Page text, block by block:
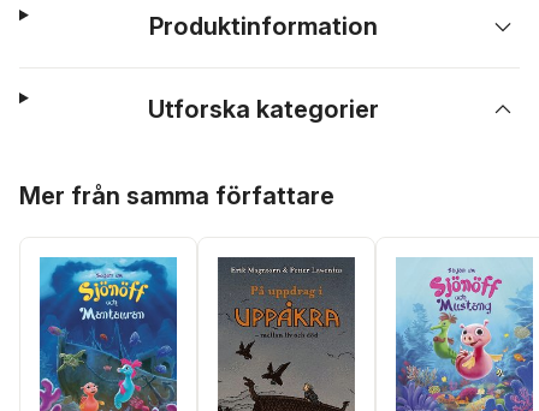
Produktinformation
Utforska kategorier
Mer från samma författare